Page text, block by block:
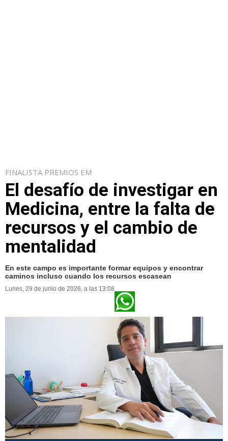
FINALISTA PREMIOS EM
El desafío de investigar en
Medicina, entre la falta de
recursos y el cambio de
mentalidad
En este campo es importante formar equipos y encontrar
caminos incluso cuando los recursos escasean
Lunes, 29 de junio de 2026, a las 13:08